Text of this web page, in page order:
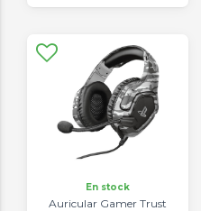
En stock
Auricular Gamer Trust